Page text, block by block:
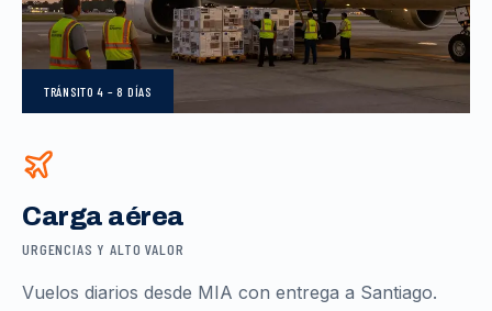
TRÁNSITO4 – 8 DÍAS
Carga aérea
URGENCIAS Y ALTO VALOR
Vuelos diarios desde MIA con entrega a Santiago.